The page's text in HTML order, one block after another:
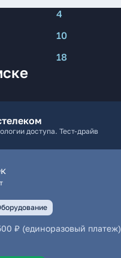
4
10
18
доступа. Тест-драйв
₽ (единоразовый платеж)